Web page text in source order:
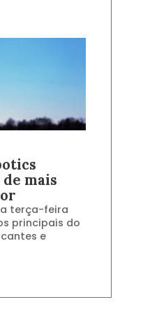
mais
terça-feira
principais do
e